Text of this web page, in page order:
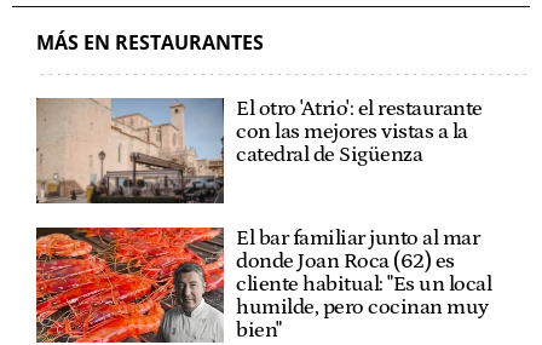
MÁS EN RESTAURANTES
El otro 'Atrio': el restaurante
con las mejores vistas a la
catedral de Sigüenza
El bar familiar junto al mar
donde Joan Roca (62) es
cliente habitual: "Es un local
humilde, pero cocinan muy
bien"